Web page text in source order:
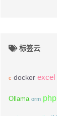
标签云
c docker excel
Ollama orm php